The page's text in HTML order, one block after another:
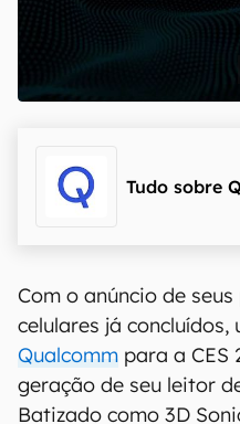
Tudo sobre
Com o anúncio de
celulares já
Qualcomm para a CES
geração de seu leitor
Batizado como 3D